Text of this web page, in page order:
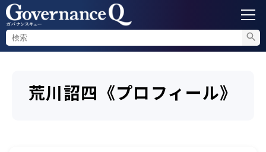
内部通報
荒川詔四《プロフィール》